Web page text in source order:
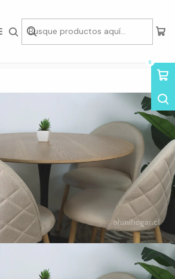
0
de Comedor
100Cms Cubierta Madera Base Negra + 4